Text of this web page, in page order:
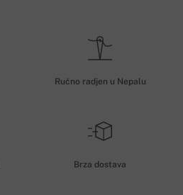
Ručno radjen u Nepalu
Brza dostava